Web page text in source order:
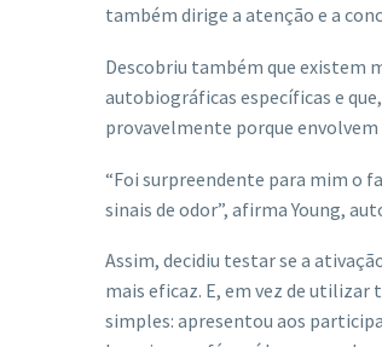
também dirige a atenção e a
Descobriu também que existem
autobiográficas específicas e
provavelmente porque
“Foi surpreendente para mim o
sinais de odor”, afirma Young,
Assim, decidiu testar se a
mais eficaz. E, em vez de
simples: apresentou aos